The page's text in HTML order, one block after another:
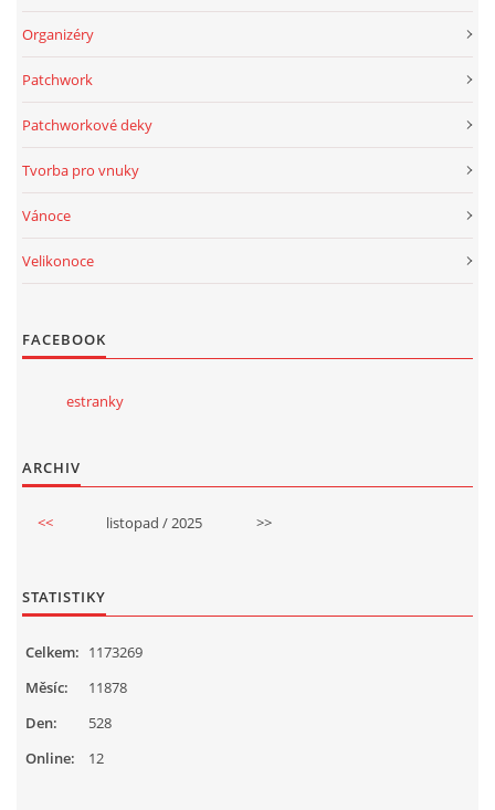
Organizéry
Patchwork
Patchworkové deky
Tvorba pro vnuky
Vánoce
Velikonoce
FACEBOOK
estranky
ARCHIV
<< listopad / 2025 >>
STATISTIKY
Online: 12
Celkem: 1173269
Měsíc:
11878
Den:
528